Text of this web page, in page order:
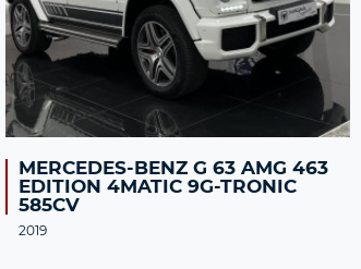
MERCEDES-BENZ G 63 AMG 463
EDITION 4MATIC 9G-TRONIC
585CV
2019